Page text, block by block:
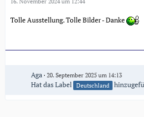
Tolle Ausstellung. Tolle Bilder - Danke
Aga 20. September 2025 um 14:13
Hat das Label Deutschland